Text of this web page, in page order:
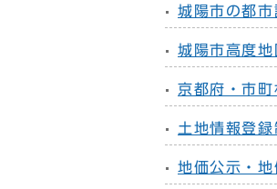
城陽市の都
城陽市高度地
京都府・市町
土地情報登録
地価公示・